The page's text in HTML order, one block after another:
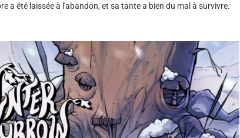
a été laissée à l'abandon, et sa tante a bien du mal à survivre.